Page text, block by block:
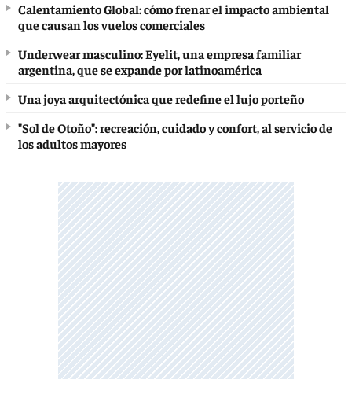
Calentamiento Global: cómo frenar el impacto ambiental
que causan los vuelos comerciales
Underwear masculino: Eyelit, una empresa familiar
argentina, que se expande por latinoamérica
Una joya arquitectónica que redefine el lujo porteño
"Sol de Otoño": recreación, cuidado y confort, al servicio de
los adultos mayores